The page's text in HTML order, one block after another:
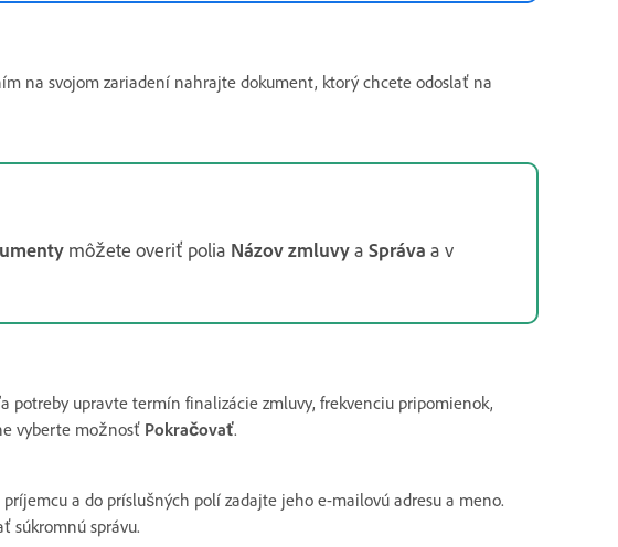
na svojom zariadení nahrajte dokument, ktorý chcete odoslať na
môžete overiť polia Názov zmluvya Správa a v
potreby upravte termín finalizácie zmluvy, frekvenciu pripomienok,
vyberte možnosť Pokračovať.
a do príslušných polí zadajte jeho e-mailovú adresu a meno.
súkromnú správu.